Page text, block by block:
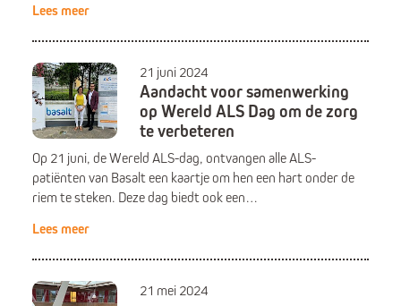
Lees meer
21 juni 2024
Aandacht voor samenwerking
op Wereld ALS Dag om de zorg
te verbeteren
Op 21 juni, de Wereld ALS-dag, ontvangen alle ALS-
patiënten van Basalt een kaartje om hen een hart onder de
riem te steken. Deze dag biedt ook een…
Lees meer
21 mei 2024